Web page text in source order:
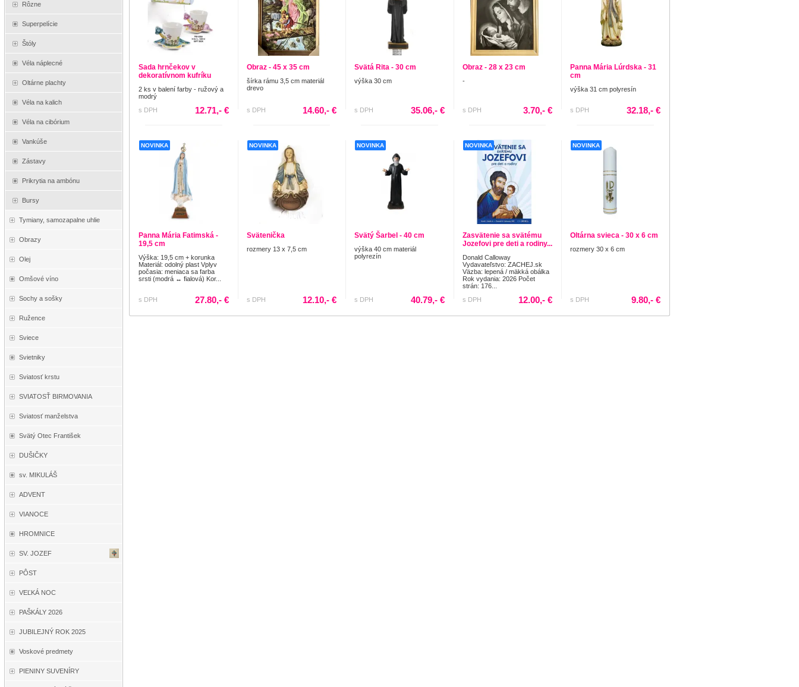
Rôzne
Superpelície
Štóly
Véla náplecné
Oltárne plachty
Véla na kalich
Véla na cibórium
Vankúše
Zástavy
Prikrytia na ambónu
Bursy
Tymiany, samozapalne uhlie
Obrazy
Olej
Omšové víno
Sochy a sošky
Ružence
Sviece
Svietniky
Sviatosť krstu
SVIATOSŤ BIRMOVANIA
Sviatosť manželstva
Svätý Otec František
DUŠIČKY
sv. MIKULÁŠ
ADVENT
VIANOCE
HROMNICE
SV. JOZEF
PÔST
VEĽKÁ NOC
PAŠKÁLY 2026
JUBILEJNÝ ROK 2025
Voskové predmety
PIENINY SUVENÍRY
Sada hrnčekov v
dekoratívnom kufríku
2 ks v balení farby - ružový a
modrý
s DPH
12.71,- €
Obraz - 45 x 35 cm
šírka rámu 3,5 cm materiál
drevo
s DPH 14.60,- €
Svätá Rita - 30 cm
výška 30 cm
s DPH 35.06,- €
Obraz - 28 x 23 cm
-
s DPH 3.70,- €
Panna Mária Lúrdska - 31
cm
výška 31 cm polyresín
s DPH 32.18,- €
NOVINKA
Panna Mária Fatimská -
19,5 cm
Výška: 19,5 cm + korunka
Materiál: odolný plast Vplyv
počasia: meniaca sa farba
srsti (modrá ↔ fialová) Kor...
s DPH 27.80,- €
NOVINKA
Svätenička
rozmery 13 x 7,5 cm
s DPH 12.10,- €
NOVINKA
Svätý Šarbel - 40 cm
výška 40 cm materiál
polyrezín
s DPH 40.79,- €
NOVINKA
Zasvätenie sa svätému
Jozefovi pre deti a rodiny...
Donald Calloway
Vydavateľstvo: ZACHEJ.sk
Väzba: lepená / mäkká obálka
Rok vydania: 2026 Počet
strán: 176...
s DPH
12.00,- €
NOVINKA
Oltárna svieca - 30 x 6 cm
rozmery 30 x 6 cm
s DPH 9.80,- €